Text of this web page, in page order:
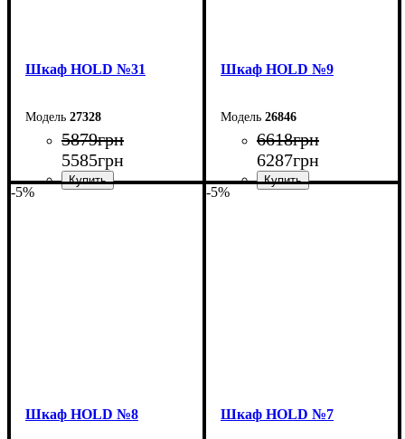
Шкаф НOLD №31
27328
5879грн
5585грн
Шкаф НOLD №9
26846
6618грн
6287грн
-5%
Шкаф НOLD №8
-5%
Шкаф НOLD №7